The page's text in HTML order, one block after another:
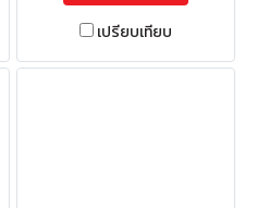
เปรียบเทียบ